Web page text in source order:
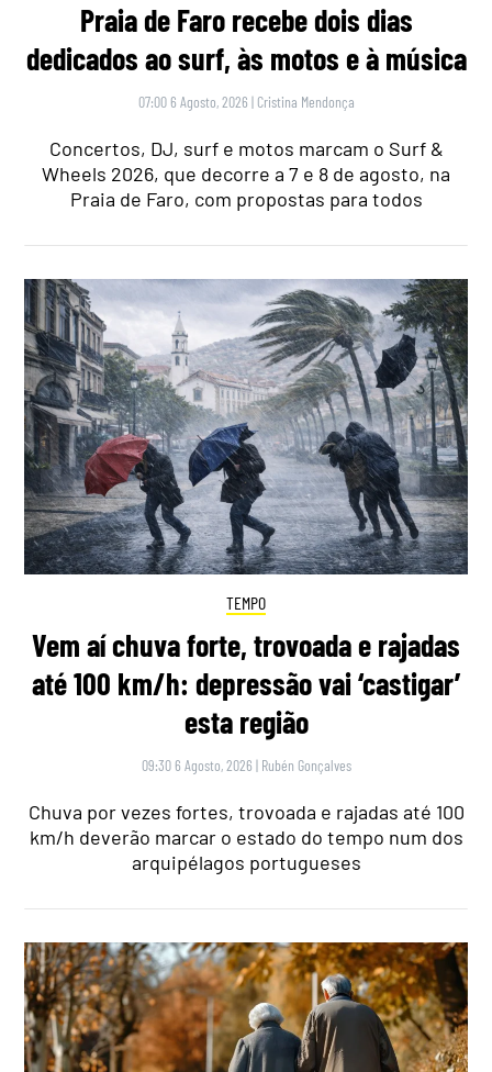
Praia de Faro recebe dois dias
dedicados ao surf, às motos e à música
07:00 6 Agosto, 2026 | Cristina Mendonça
Concertos, DJ, surf e motos marcam o Surf &
Wheels 2026, que decorre a 7 e 8 de agosto, na
Praia de Faro, com propostas para todos
TEMPO
Vem aí chuva forte, trovoada e rajadas
até 100 km/h: depressão vai ‘castigar’
esta região
09:30 6 Agosto, 2026 | Rubén Gonçalves
Chuva por vezes fortes, trovoada e rajadas até 100
km/h deverão marcar o estado do tempo num dos
arquipélagos portugueses